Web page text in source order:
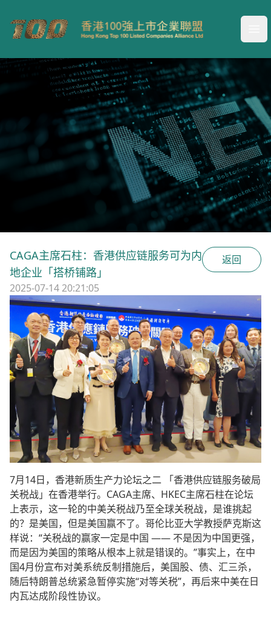
Your Company
致力于搭建全球会员企业服务平台，提供一站
式综合金融、创科服务
CAGA主席石柱：香港供应链服务可为内
地企业「搭桥铺路」
2025-07-14 20:21:05
返回
7月14日，香港新质生产力论坛之二 「香港供应链服务破局
关税战」在香港举行。CAGA主席、HKEC主席石柱在论坛
上表示，这一轮的中美关税战乃至全球关税战，是谁挑起
的？是美国，但是美国赢不了。哥伦比亚大学教授萨克斯这
样说：“关税战的赢家一定是中国 —— 不是因为中国更强，
而是因为美国的策略从根本上就是错误的。”事实上，在中
国4月份宣布对美系统反制措施后，美国股、债、汇三杀，
随后特朗普总统紧急暂停实施“对等关税”，再后来中美在日
内瓦达成阶段性协议。